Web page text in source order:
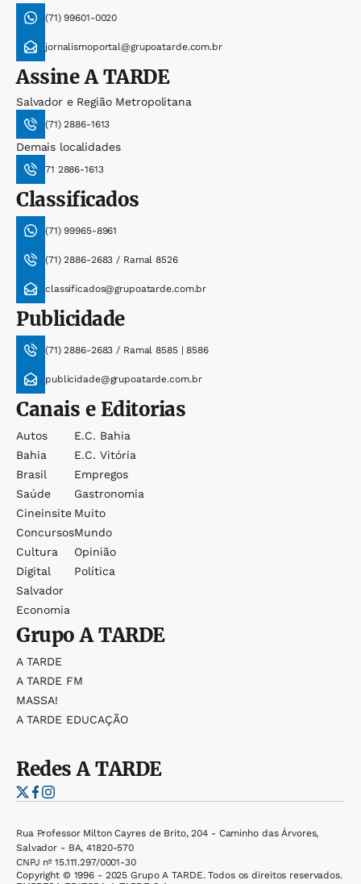
(71) 99601-0020
jornalismoportal@grupoatarde.com.br
AssineA TARDE
Salvador e Região Metropolitana
(71) 2886-1613
Demais localidades
71 2886-1613
Classificados
(71) 99965-8961
(71) 2886-2683 / Ramal 8526
classificados@grupoatarde.com.br
Publicidade
(71) 2886-2683 / Ramal 8585 | 8586
publicidade@grupoatarde.com.br
Canais e Editorias
Autos
Bahia
Brasil
Saúde
Cineinsite
Concursos
Cultura
Digital
Salvador
Economia
E.c. Bahia
E.c. Vitória
Empregos
Gastronomia
Muito
Mundo
Opinião
Política
GrupoA TARDE
A TARDE
A TARDE FM
MASSA!
A TARDE EDUCAÇÃO
RedesA TARDE
Rua Professor Milton Cayres de Brito, 204 - Caminho das Árvores,
Salvador - BA, 41820-570
CNPJ nº 15.111.297/0001-30
Copyright © 1996 - 2025 Grupo A TARDE. Todos os direitos reservados.